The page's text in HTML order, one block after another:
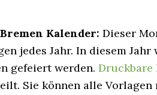
Kalender: Dieser
jedes Jahr. In diesem
gefeiert werden. Druckbare
Sie können alle